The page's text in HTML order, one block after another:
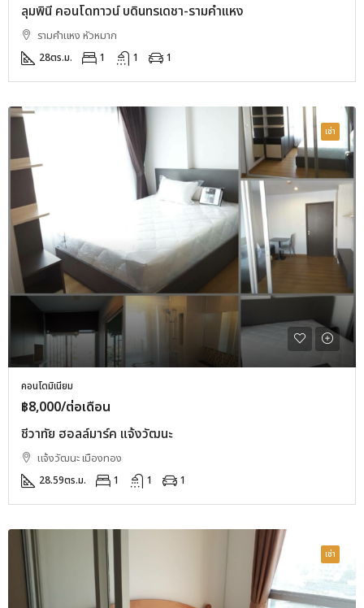
ลุมพินี คอนโดทาวน์ บดินทรเดชา-รามคำแหง
รามคำแหง หัวหมาก
28ตร.ม. 1 1 1
เช่า
คอนโดมิเนียม
฿8,000/ต่อเดือน
ชีวาทัย ฮอลล์มาร์ค แจ้งวัฒนะ
แจ้งวัฒนะ เมืองทอง
28.59ตร.ม. 1 1 1
เช่า